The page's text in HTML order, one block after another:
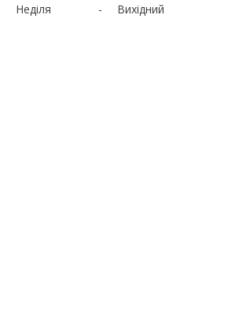
Неділя
Вихідний